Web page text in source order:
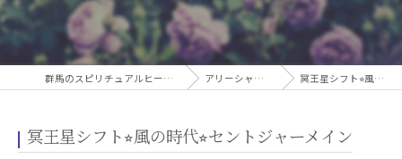
群馬のスピリチュアルヒーリングサロンなら実績多数の☆Twin Star☆ アリーシャのスピリチュアルブログ 冥王星シフト⭐︎風の時代⭐︎セントジャーメイン
冥王星シフト⭐︎風の時代⭐︎セントジャーメイン